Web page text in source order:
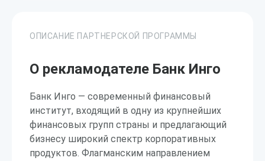
ОПИСАНИЕ ПАРТНЕРСКОЙ ПРОГРАММЫ
О рекламодателе Банк Инго
Банк Инго — современный финансовый
институт, входящий в одну из крупнейших
финансовых групп страны и предлагающий
бизнесу широкий спектр корпоративных
продуктов. Флагманским направлением